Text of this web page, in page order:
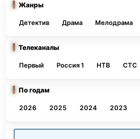
Жанры
Детектив Драма Мелодрама
Телеканалы
Первый Россия 1 НТВ СТС
По годам
2026 2025 2024 2023